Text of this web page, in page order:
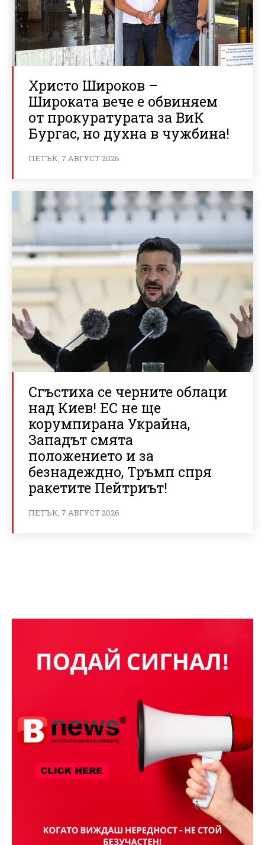
Христо Широков –
Широката вече е обвиняем
от прокуратурата за ВиК
Бургас, но духна в чужбина!
ПЕТЪК, 7 АВГУСТ 2026
Сгъстиха се черните облаци
над Киев! ЕС не ще
корумпирана Украйна,
Западът смята
положението и за
безнадеждно, Тръмп спря
ракетите Пейтриът!
ПЕТЪК, 7 АВГУСТ 2026